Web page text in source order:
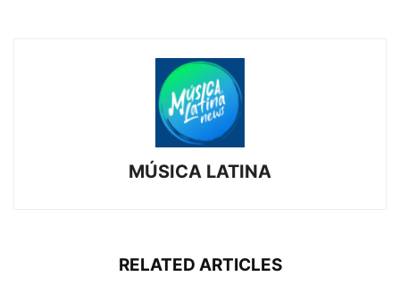
MÚSICA LATINA
RELATED ARTICLES